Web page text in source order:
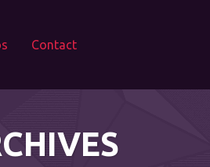
Contact